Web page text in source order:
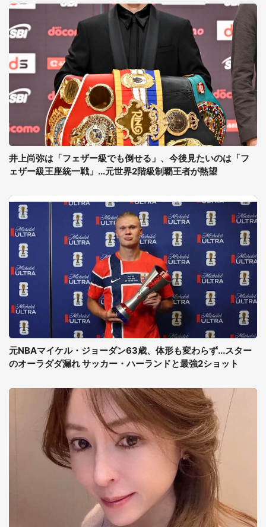
井上尚弥は「フェザー級でも倒せる」、今後見たいのは「フ
ェザー級王座統一戦」...元世界2階級制覇王者が熱望
元NBAマイケル・ジョーダン63歳、体形も変わらず...スター
のオーラダダ漏れ サッカー・ハーランドと最強2ショット